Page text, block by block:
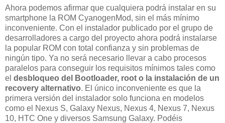
Ahora podemos afirmar que cualquiera podrá instalar en su
smartphone la ROM CyanogenMod, sin el más mínimo
inconveniente. Con el instalador publicado por el grupo de
desarrolladores a cargo del proyecto ahora podrá instalarse
la popular ROM con total confianza y sin problemas de
ningún tipo. Ya no será necesario llevar a cabo procesos
paralelos para conseguir los requisitos mínimos tales como
el desbloqueo del Bootloader, root o la instalación de un
recovery alternativo. El único inconveniente es que la
primera versión del instalador solo funciona en modelos
como el Nexus S, Galaxy Nexus, Nexus 4, Nexus 7, Nexus
10, HTC One y diversos Samsung Galaxy. Podéis